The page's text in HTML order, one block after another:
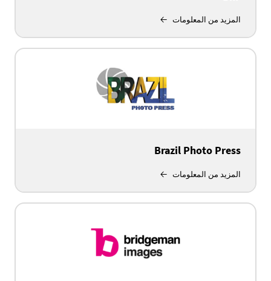
المزيد من المعلومات
Brazil Photo Press
المزيد من المعلومات